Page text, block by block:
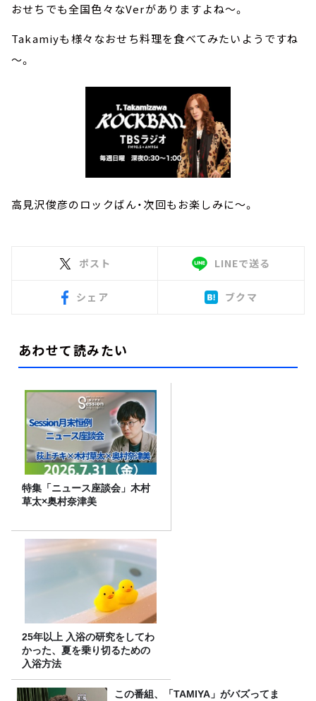
おせちでも全国色々なVerがありますよね～。
Takamiyも様々なおせち料理を食べてみたいようですね
～。
高見沢俊彦のロックばん・次回もお楽しみに～。
ポスト LINEで送る
シェア ブクマ
あわせて読みたい
特集「ニュース座談会」木村
草太×奥村奈津美
25年以上 入浴の研究をしてわ
かった、夏を乗り切るための
入浴方法
この番組、「TAMIYA」がバズってま